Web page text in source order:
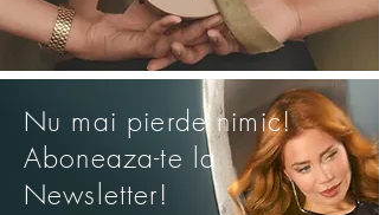
Nu mai pierde nimic!
Aboneaza-te la
Newsletter!